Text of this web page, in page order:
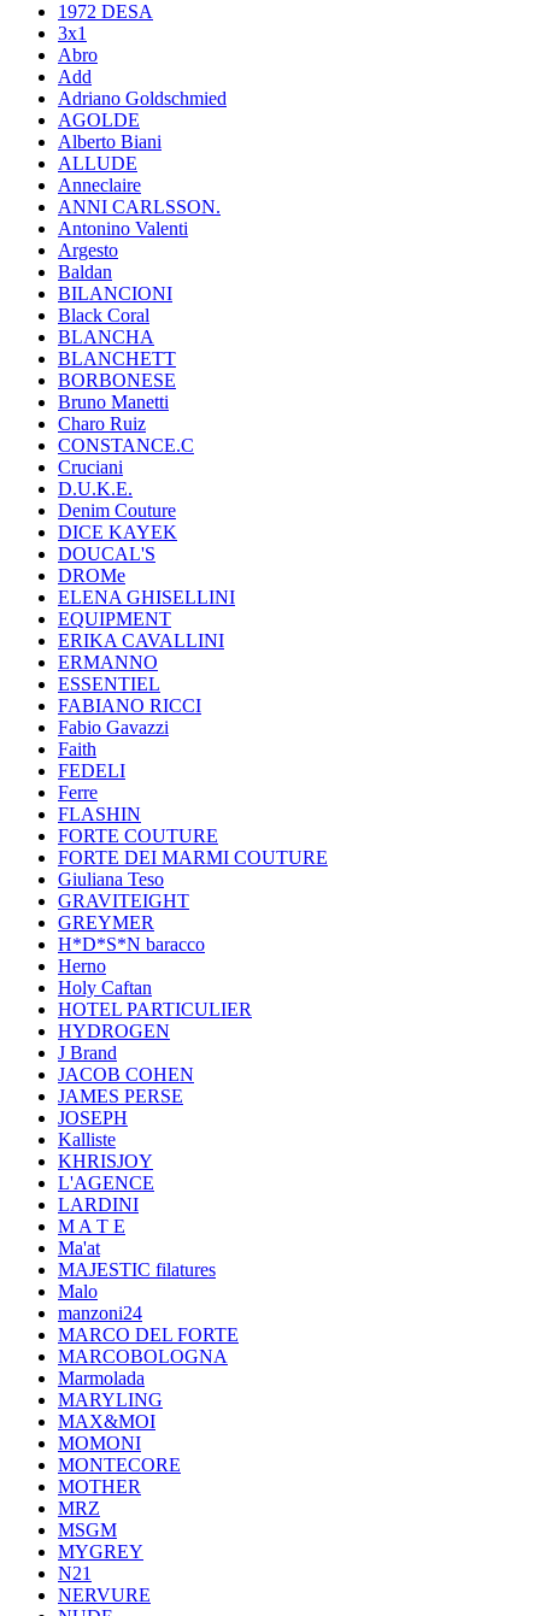
1972 DESA
3x1
Abro
Add
Adriano Goldschmied
AGOLDE
Alberto Biani
ALLUDE
Anneclaire
ANNI CARLSSON.
Antonino Valenti
Argesto
Baldan
BILANCIONI
Black Coral
BLANCHA
BLANCHETT
BORBONESE
Bruno Manetti
Charo Ruiz
CONSTANCE.C
Cruciani
D.U.K.E.
Denim Couture
DICE KAYEK
DOUCAL'S
DROMe
ELENA GHISELLINI
EQUIPMENT
ERIKA CAVALLINI
ERMANNO
ESSENTIEL
FABIANO RICCI
Fabio Gavazzi
Faith
FEDELI
Ferre
FLASHIN
FORTE COUTURE
FORTE DEI MARMI COUTURE
Giuliana Teso
GRAVITEIGHT
GREYMER
H*D*S*N baracco
Herno
Holy Caftan
HOTEL PARTICULIER
HYDROGEN
J Brand
JACOB COHEN
JAMES PERSE
JOSEPH
Kalliste
KHRISJOY
L'AGENCE
LARDINI
M A T E
Ma'at
MAJESTIC filatures
Malo
manzoni24
MARCO DEL FORTE
MARCOBOLOGNA
Marmolada
MARYLING
MAX&MOI
MOMONI
MONTECORE
MOTHER
MRZ
MSGM
MYGREY
N21
NERVURE